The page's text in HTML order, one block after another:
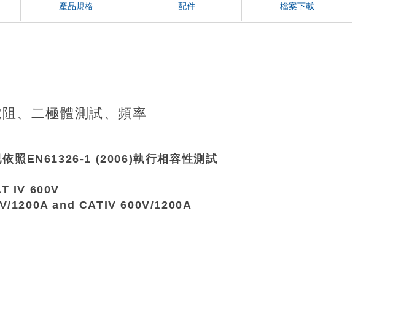
產品規格 配件 檔案下載
、 二極體測試、頻率
照EN61326-1 (2006)執行相容性測試
IV 600V
1200A and CATIV 600V/1200A